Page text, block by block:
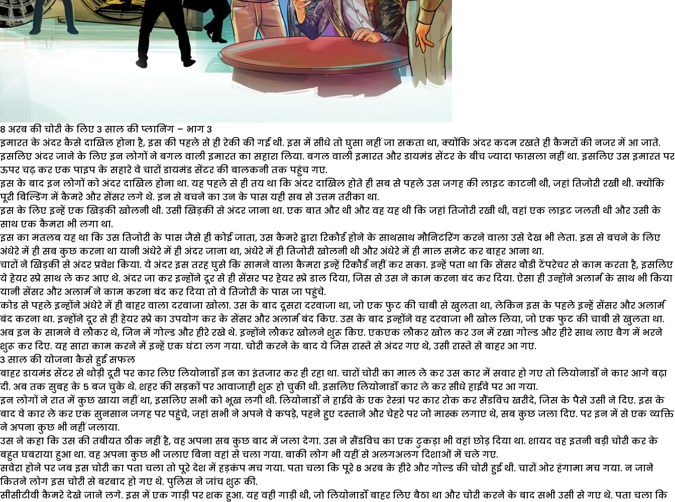
8 अरब की चोरी के लिए 3 साल की प्लानिंग – भाग 3
इमारत के अंदर कैसे दाखिल होना है, इस की पहले से ही रेकी की गई थी. इस में सीधे तो घुसा नहीं जा सकता था, क्योंकि अंदर कदम रखते ही कैमरों की नजर में आ जाते.
इसलिए अंदर जाने के लिए इन लोगों ने बगल वाली इमारत का सहारा लिया. बगल वाली इमारत और डायमंड सेंटर के बीच ज्यादा फासला नहीं था. इसलिए उस इमारत पर
ऊपर चढ़ कर एक पाइप के सहारे वे चारों डायमंड सेंटर की बालकनी तक पहुंच गए.
इस के बाद इन लोगों को अंदर दाखिल होना था. यह पहले से ही तय था कि अंदर दाखिल होते ही सब से पहले उस जगह की लाइट काटनी थी, जहां तिजोरी रखी थी. क्योंकि
पूरी बिल्डिंग में कैमरे और सेंसर लगे थे. इन से बचने का उन के पास यही सब से उत्तम तरीका था.
इस के लिए इन्हें एक खिड़की खोलनी थी. उसी खिड़की से अंदर जाना था. एक बात और थी और वह यह थी कि जहां तिजोरी रखी थी, वहां एक लाइट जलती थी और उसी के
साथ एक कैमरा भी लगा था.
इस का मतलब यह था कि उस तिजोरी के पास जैसे ही कोई जाता, उस कैमरे द्वारा रिकौर्ड होने के साथसाथ मौनिटरिंग करने वाला उसे देख भी लेता. इस से बचने के लिए
अंधेरे में ही सब कुछ करना था यानी अंधेरे में ही अंदर जाना था, अंधेरे में ही तिजोरी खोलनी थी और अंधेरे में ही माल समेट कर बाहर आना था.
चारों ने खिड़की से अंदर प्रवेश किया. ये अंदर इस तरह घुसे कि सामने वाला कैमरा इन्हें रिकौर्ड नहीं कर सका. इन्हें पता था कि सेंसर बौडी टेंपरेचर से काम करता है, इसलिए
ये हेयर स्प्रे साथ ले कर आए थे. अंदर जा कर इन्होंने दूर से ही सेंसर पर हेयर स्प्रे डाल दिया, जिस से उस ने काम करना बंद कर दिया. ऐसा ही उन्होंने अलार्म के साथ भी किया
यानी सेंसर और अलार्म ने काम करना बंद कर दिया तो वे तिजोरी के पास जा पहुंचे.
कोड से पहले इन्होंने अंधेरे में ही बाहर वाला दरवाजा खोला. उस के बाद दूसरा दरवाजा था, जो एक फुट की चाबी से खुलता था, लेकिन इस के पहले इन्हें सेंसर और अलार्म
बंद करना था. इन्होंने दूर से ही हेयर स्प्रे का उपयोग कर के सेंसर और अलार्म बंद किए. उस के बाद इन्होंने वह दरवाजा भी खोल लिया, जो एक फुट की चाबी से खुलता था.
अब इन के सामने वे लौकर थे, जिन में गोल्ड और हीरे रखे थे. इन्होंने लौकर खोलने शुरू किए. एकएक लौकर खोल कर उन में रखा गोल्ड और हीरे साथ लाए बैग में भरने
शुरू कर दिए. यह सारा काम करने में इन्हें एक घंटा लग गया. चोरी करने के बाद ये जिस रास्ते से अंदर गए थे, उसी रास्ते से बाहर आ गए.
3 साल की योजना कैसे हुई सफल
बाहर डायमंड सेंटर से थोड़ी दूरी पर कार लिए लियोनार्डो इन का इंतजार कर ही रहा था. चारों चोरी का माल ले कर उस कार में सवार हो गए तो लियोनार्डो ने कार आगे बढ़ा
दी. अब तक सुबह के 5 बज चुके थे. शहर की सड़कों पर आवाजाही शुरू हो चुकी थी. इसलिए लियोनार्डो कार ले कर सीधे हाईवे पर आ गया.
इन लोगों ने रात में कुछ खाया नहीं था, इसलिए सभी को भूख लगी थी. लियोनार्डो ने हाईवे के एक रेस्त्रां पर कार रोक कर सैंडविच खरीदे, जिस के पैसे उसी ने दिए. इस के
बाद वे कार ले कर एक सुनसान जगह पर पहुंचे, जहां सभी ने अपने वे कपड़े, पहने हुए दस्ताने और चेहरे पर जो मास्क लगाए थे, सब कुछ जला दिए. पर इन में से एक व्यक्ति
ने अपना कुछ भी नहीं जलाया.
उस ने कहा कि उस की तबीयत ठीक नहीं है, वह अपना सब कुछ बाद में जला देगा. उस ने सैंडविच का एक टुकड़ा भी वहां छोड़ दिया था. शायद वह इतनी बड़ी चोरी कर के
बहुत घबराया हुआ था. वह अपना कुछ भी जलाए बिना वहां से चला गया. बाकी लोग भी यहीं से अलगअलग दिशाओं में चले गए.
सवेरा होने पर जब इस चोरी का पता चला तो पूरे देश में हड़कंप मच गया. पता चला कि पूरे 8 अरब के हीरे और गोल्ड की चोरी हुई थी. चारों ओर हंगामा मच गया. न जाने
कितने लोग इस चोरी से बरबाद हो गए थे. पुलिस ने जांच शुरू की.
सीसीटीवी कैमरे देखे जाने लगे. इस में एक गाड़ी पर शक हुआ. यह वही गाड़ी थी, जो लियोनार्डो बाहर लिए बैठा था और चोरी करने के बाद सभी उसी से गए थे. पता चला कि